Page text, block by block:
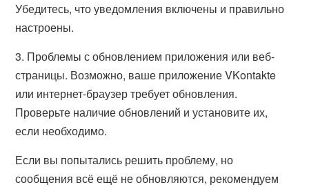
Убедитесь, что уведомления включены и правильно
настроены.
3. Проблемы с обновлением приложения или веб-
страницы. Возможно, ваше приложение VKontakte
или интернет-браузер требует обновления.
Проверьте наличие обновлений и установите их,
если необходимо.
Если вы попытались решить проблему, но
сообщения всё ещё не обновляются, рекомендуем